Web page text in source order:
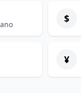
$
¥